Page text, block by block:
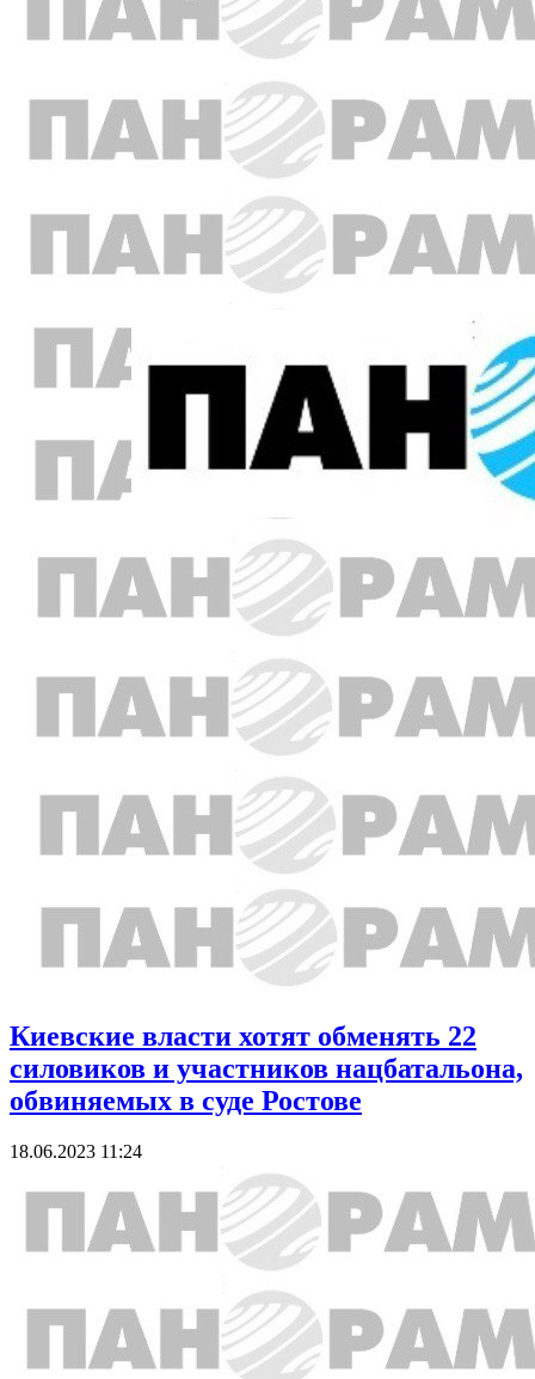
Киевские власти хотят обменять 22
силовиков и участников нацбатальона,
обвиняемых в суде Ростове
18.06.2023 11:24